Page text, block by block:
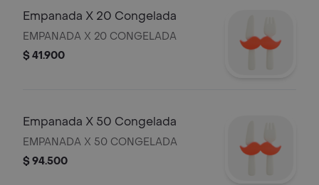
Empanada X 20 Congelada
EMPANADA X 20 CONGELADA
$ 41.900
Empanada X 50 Congelada
EMPANADA X 50 CONGELADA
$ 94.500